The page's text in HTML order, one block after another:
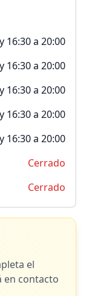
16:30 a 20:00
16:30 a 20:00
16:30 a 20:00
16:30 a 20:00
16:30 a 20:00
Cerrado
Cerrado
el
en contacto